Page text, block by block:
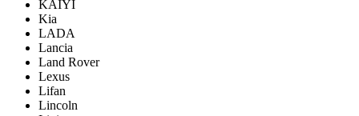
KAIYI
Kia
LADA
Lancia
Land Rover
Lexus
Lifan
Lincoln